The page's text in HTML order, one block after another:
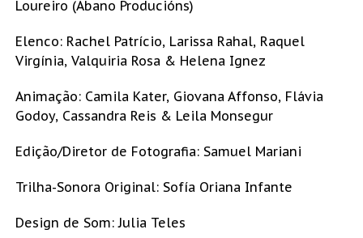
Loureiro (Abano Producións)
Elenco: Rachel Patrício, Larissa Rahal, Raquel
Virgínia, Valquiria Rosa & Helena Ignez
Animação: Camila Kater, Giovana Affonso, Flávia
Godoy, Cassandra Reis & Leila Monsegur
Edição/Diretor de Fotografia: Samuel Mariani
Trilha-Sonora Original: Sofía Oriana Infante
Design de Som: Julia Teles